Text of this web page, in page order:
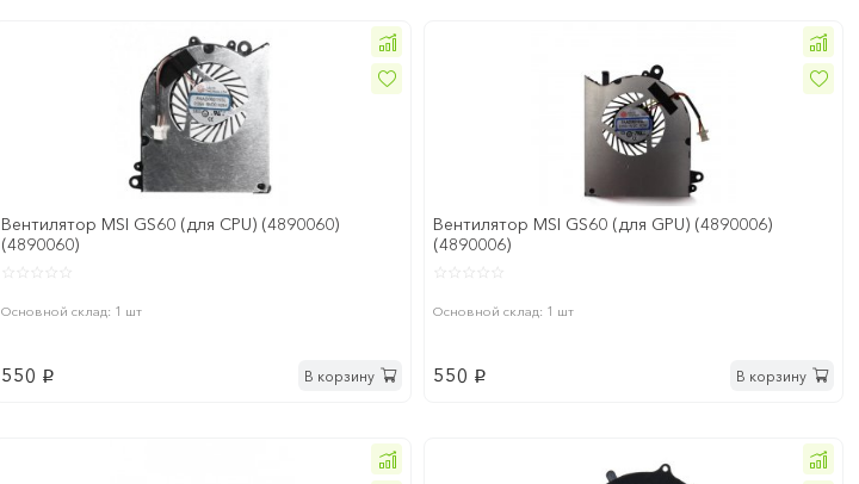
Вентилятор MSI GS60 (для CPU) (4890060)
(4890060)
Основной склад: 1 шт
550 p В корзину
Вентилятор MSI GS60 (для GPU) (4890006)
(4890006)
Основной склад: 1 шт
550 p В корзину